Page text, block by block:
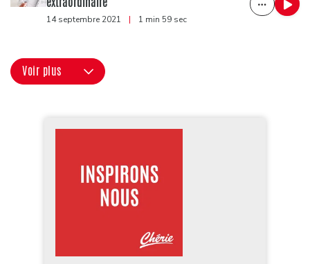
14 septembre 2021 | 1 min 59 sec
Voir plus